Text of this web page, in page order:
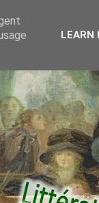
LEARN